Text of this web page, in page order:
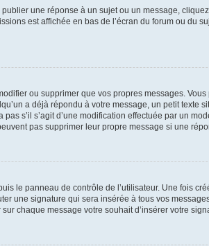
une réponse à un sujet ou un message,
est affichée en bas de l’écran du forum ou du
ou supprimer que vos propres messages.
a déjà répondu à votre message, un petit texte
s’il s’agit d’une modification effectuée par un
pas supprimer leur propre message si une
le panneau de contrôle de l’utilisateur. Une fois
une signature qui sera insérée à tous vos
chaque message votre souhait d’insérer votre